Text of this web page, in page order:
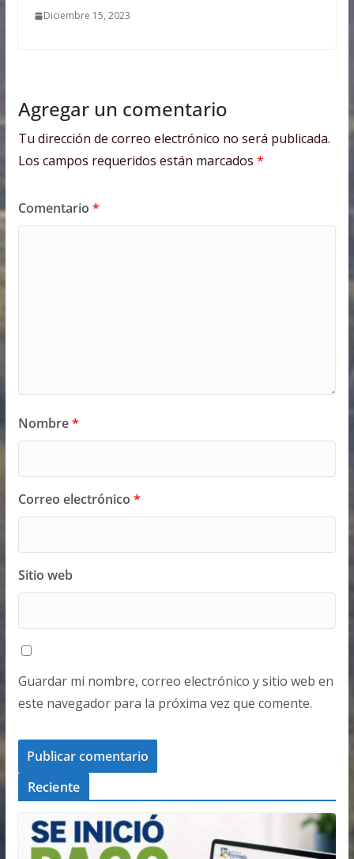
Diciembre 15, 2023
Agregar un comentario
Tu dirección de correo electrónico no será publicada.
Los campos requeridos están marcados *
Comentario *
Nombre*
Correo electrónico *
Sitio web
Guardar mi nombre, correo electrónico y sitio web en
este navegador para la próxima vez que comente.
Reciente